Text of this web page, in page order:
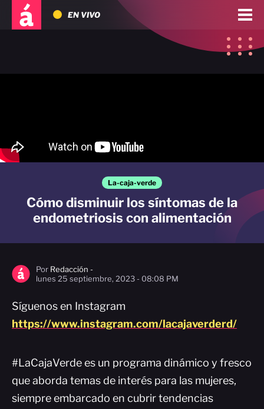
EN VIVO
La-caja-verde
Cómo disminuir los síntomas de la
endometriosis con alimentación
Por Redacción -
lunes 25 septiembre, 2023 - 08:08 PM
Síguenos en Instagram
https://www.instagram.com/lacajaverderd/
#LaCajaVerde es un programa dinámico y fresco
que aborda temas de interés para las mujeres,
siempre embarcado en cubrir tendencias